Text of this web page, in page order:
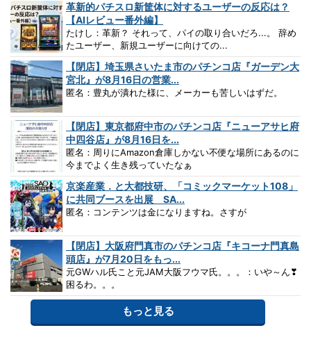
革新的パチスロ新筐体に対するユーザーの反応は？
【AIレビュー番外編】
たけし：革新？ それって、パイの取り合いだろ...。 辞め
たユーザー、新規ユーザーに向けての...
【閉店】埼玉県さいたま市のパチンコ店『ガーデン大
宮北』が8月16日の営業...
匿名：豊丸が潰れた様に、メーカーも苦しいはずだ。
【閉店】東京都府中市のパチンコ店『ニューアサヒ府
中四谷店』が8月16日を...
匿名：周りにAmazon倉庫しかない不便な場所にあるのに
今までよく生き残っていたなぁ
京楽産業．と大都技研、「コミックマーケット108」
に共同ブースを出展 SA...
匿名：コンテンツは金になりますね。さすが
【閉店】大阪府門真市のパチンコ店『キコーナ門真島
頭店』が7月20日をもっ...
元GWハル氏こと元JAM大阪フウマ氏。。。：いや～ん❣
困るわ。。。
もっと見る